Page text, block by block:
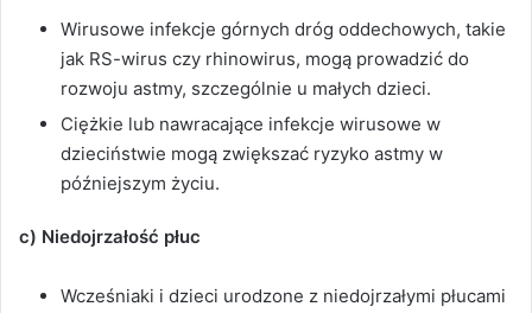
Wirusowe infekcje górnych dróg oddechowych, takie
jak RS-wirus czy rhinowirus, mogą prowadzić do
rozwoju astmy, szczególnie u małych dzieci.
Ciężkie lub nawracające infekcje wirusowe w
dzieciństwie mogą zwiększać ryzyko astmy w
późniejszym życiu.
c) Niedojrzałość płuc
Wcześniaki i dzieci urodzone z niedojrzałymi płucami